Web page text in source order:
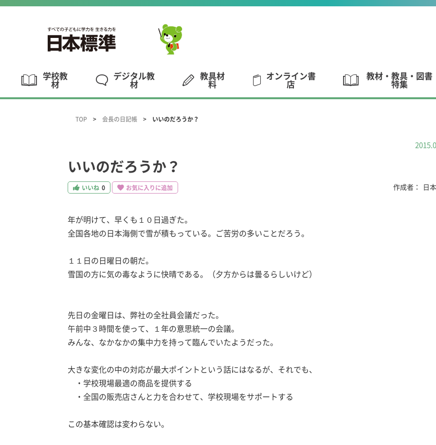
学校教
材
デジタル教
材
教具材
料
オンライン書
店
教材・教具・図書
特集
TOP 会長の日記帳 いいのだろうか？
いいのだろうか？
いいね 0 お気に入りに追加 作成者： 日
年が明けて、早くも１０日過ぎた。
全国各地の日本海側で雪が積もっている。ご苦労の多いことだろう。
１１日の日曜日の朝だ。
雪国の方に気の毒なように快晴である。（夕方からは曇るらしいけど）
先日の金曜日は、弊社の全社員会議だった。
午前中３時間を使って、１年の意思統一の会議。
みんな、なかなかの集中力を持って臨んでいたようだった。
大きな変化の中の対応が最大ポイントという話にはなるが、それでも、
・学校現場最適の商品を提供する
・全国の販売店さんと力を合わせて、学校現場をサポートする
この基本確認は変わらない。